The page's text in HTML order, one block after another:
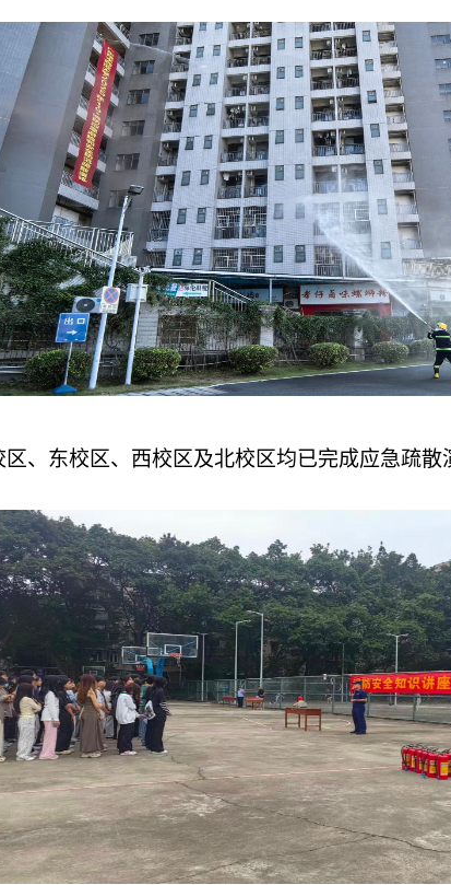
、东校区、西校区及北校区均已完成应急疏散